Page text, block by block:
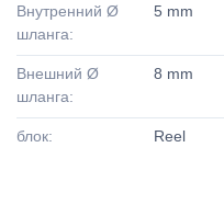
Внутренний Ø
шланга:
5 mm
Внешний Ø
шланга:
8 mm
блок: Reel